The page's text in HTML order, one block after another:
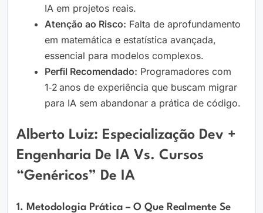
IA em projetos reais.
Atenção ao Risco: Falta de aprofundamento
em matemática e estatística avançada,
essencial para modelos complexos.
Perfil Recomendado: Programadores com
1‑2 anos de experiência que buscam migrar
para IA sem abandonar a prática de código.
Alberto Luiz: Especialização Dev +
Engenharia De IA Vs. Cursos
“Genéricos” De IA
1. Metodologia Prática – O Que Realmente Se